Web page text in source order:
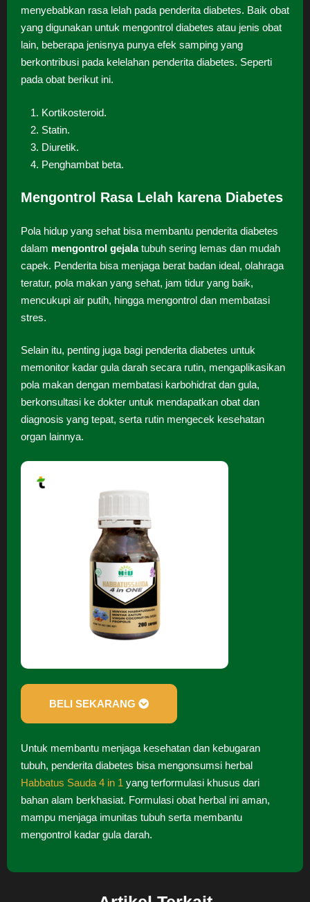
menyebabkan rasa lelah pada penderita diabetes. Baik obat
yang digunakan untuk mengontrol diabetes atau jenis obat
lain, beberapa jenisnya punya efek samping yang
berkontribusi pada kelelahan penderita diabetes. Seperti
pada obat berikut ini.
Kortikosteroid.
Statin.
Diuretik.
Penghambat beta.
Mengontrol Rasa Lelah karena Diabetes
Pola hidup yang sehat bisa membantu penderita diabetes
dalam mengontrol gejalatubuh sering lemas dan mudah
capek. Penderita bisa menjaga berat badan ideal, olahraga
teratur, pola makan yang sehat, jam tidur yang baik,
mencukupi air putih, hingga mengontrol dan membatasi
stres.
Selain itu, penting juga bagi penderita diabetes untuk
memonitor kadar gula darah secara rutin, mengaplikasikan
pola makan dengan membatasi karbohidrat dan gula,
berkonsultasi ke dokter untuk mendapatkan obat dan
diagnosis yang tepat, serta rutin mengecek kesehatan
organ lainnya.
BELI SEKARANG
Untuk membantu menjaga kesehatan dan kebugaran
tubuh, penderita diabetes bisa mengonsumsi herbal
Habbatus Sauda 4 in 1 yang terformulasi khusus dari
bahan alam berkhasiat. Formulasi obat herbal ini aman,
mampu menjaga imunitas tubuh serta membantu
mengontrol kadar gula darah.